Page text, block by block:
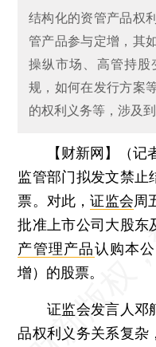
结构化的资管产品权
管产品参与定增，其
操纵市场、高管持
规，如何在发行方案
的权利义务等，涉及
【财新网】（记
监管部门拟发文禁止
票。对此，证监会周
批准上市公司大股东
产管理产品认购本
增）的股票。
证监会发言人邓
品权利义务关系复杂